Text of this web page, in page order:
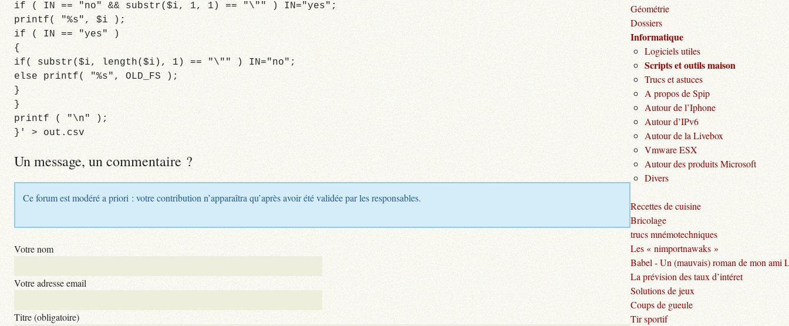
if ( IN == "no" && substr($i, 1, 1) == "\"" ) IN="yes";
printf( "%s", $i );
if ( IN == "yes" )
{
if( substr($i, length($i), 1) == "\"" ) IN="no";
else printf( "%s", OLD_FS );
}
}
printf ( "\n" );
}' > out.csv
Un message, un commentaire ?
Ce forum est modéré a priori : votre contribution n’apparaîtra qu’après avoir été validée par les responsables.
Votre nom
Votre adresse email
Titre (obligatoire)
Géométrie
Dossiers
Informatique
Logiciels utiles
Scripts et outils maison
Trucs et astuces
A propos de Spip
Autour de l’Iphone
Autour d’IPv6
Autour de la Livebox
Vmware ESX
Autour des produits Microsoft
Divers
Recettes de cuisine
Bricolage
trucs mnémotechniques
Les « nimportnawaks »
Babel - Un (mauvais) roman de mon ami
La prévision des taux d’intéret
Solutions de jeux
Coups de gueule
Tir sportif